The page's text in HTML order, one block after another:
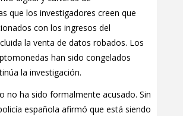
que los investigadores creen que
con los ingresos del
la venta de datos robados. Los
han sido congelados
la investigación.
no ha sido formalmente acusado. Sin
española afirmó que está siendo